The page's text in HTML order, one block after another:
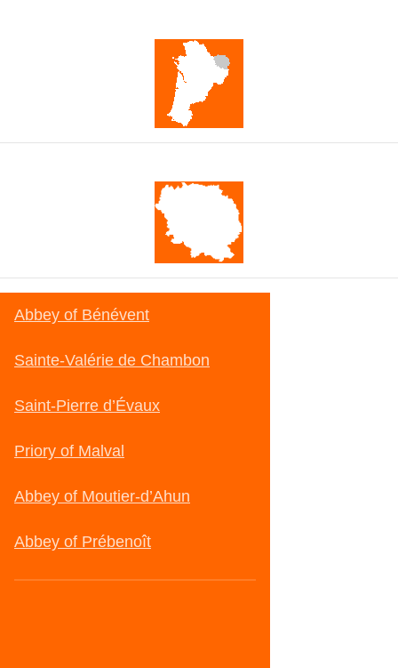
Abbey of Bénévent
Sainte-Valérie de Chambon
Saint-Pierre d’Évaux
Priory of Malval
Abbey of Moutier-d’Ahun
Abbey of Prébenoît